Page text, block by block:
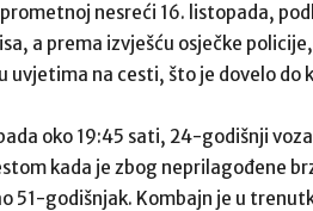
nesreći 16. listopada,
a prema izvješću osječke
uvjetima na cesti, što je dovelo do
oko 19:45 sati, 24-godišnji
kada je zbog neprilagođene
51-godišnjak. Kombajn je u